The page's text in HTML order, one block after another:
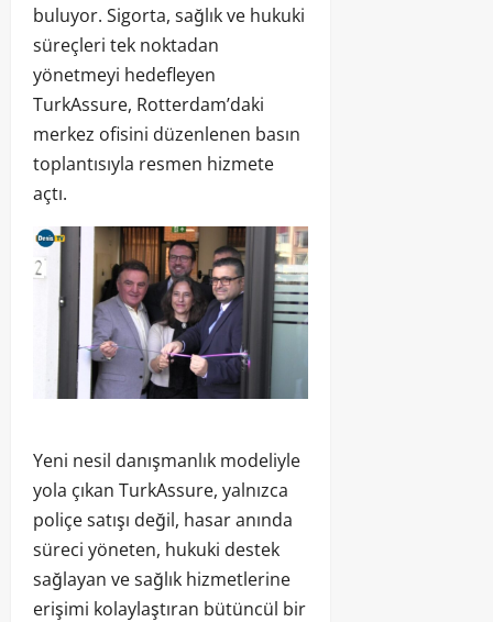
buluyor. Sigorta, sağlık ve hukuki
süreçleri tek noktadan
yönetmeyi hedefleyen
TurkAssure, Rotterdam’daki
merkez ofisini düzenlenen basın
toplantısıyla resmen hizmete
açtı.
Yeni nesil danışmanlık modeliyle
yola çıkan TurkAssure, yalnızca
poliçe satışı değil, hasar anında
süreci yöneten, hukuki destek
sağlayan ve sağlık hizmetlerine
erişimi kolaylaştıran bütüncül bir